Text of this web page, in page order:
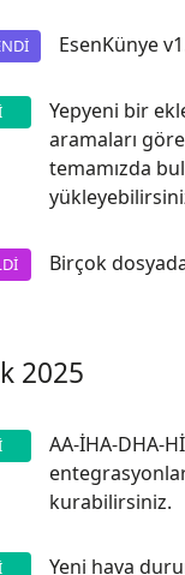
EsenKünye
Yepyeni bir
aramaları
temamızda
Birçok
2025
AA-İHA-DHA-
kurabilirsiniz.
Yeni hava